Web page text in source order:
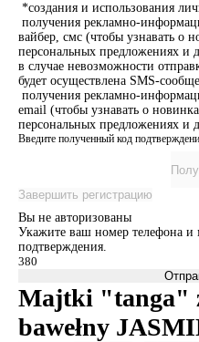
*создания и использования
получения рекламно-
вайбер, смс (чтобы узнавать о
персональных предложениях и
в случае невозможности
будет осуществлена SMS-
получения рекламно-
email (чтобы узнавать о
персональных предложениях и
Введите полученный код
Завершить регистрацию
Вы не авторизованы
Укажите ваш номер телефона
подтверждения.
Majtki "tanga"
bawełny